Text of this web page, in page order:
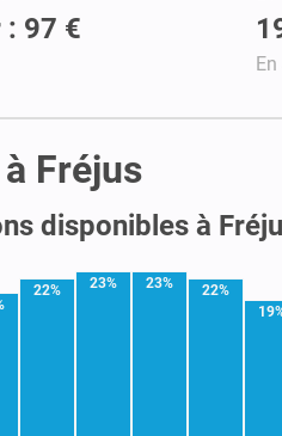
: 97 €
Fréjus
disponibles à
22% 23% 23% 22%